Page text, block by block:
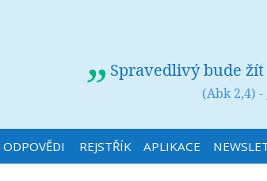
Spravedlivý bude
(Abk 2,4) -
REJSTŘÍK APLIKACE